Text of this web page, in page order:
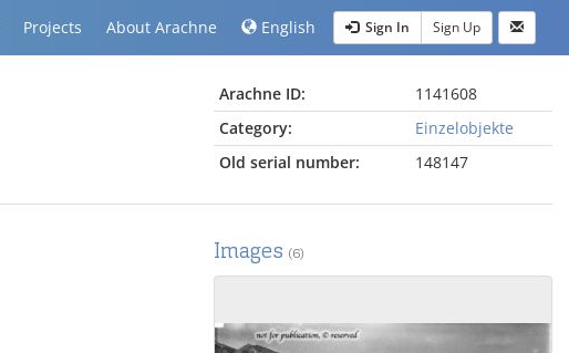
Projects About Arachne English Sign In Sign Up
Arachne ID:
1141608
Category:
Einzelobjekte
Old serial number:
148147
Images (6)